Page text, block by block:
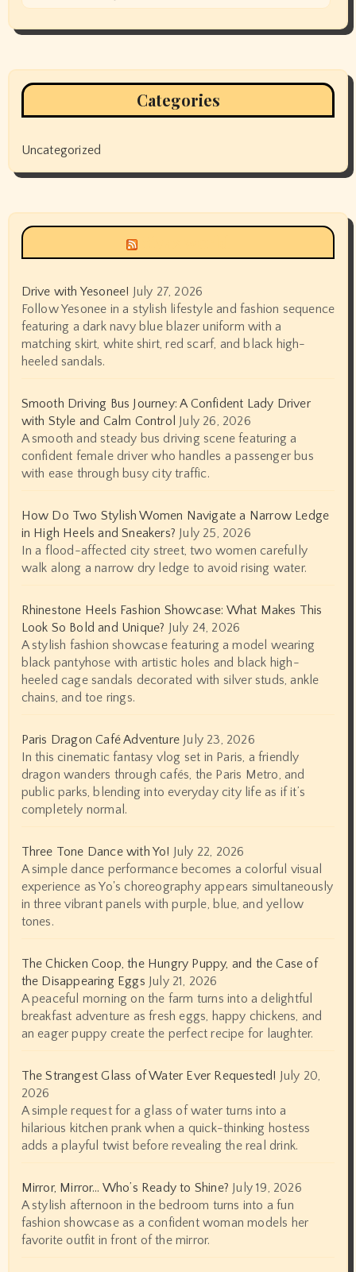
Categories
Uncategorized
Drive with Yesonee! July 27, 2026
Follow Yesonee in a stylish lifestyle and fashion sequence
featuring a dark navy blue blazer uniform with a
matching skirt, white shirt, red scarf, and black high-
heeled sandals.
Smooth Driving Bus Journey: A Confident Lady Driver
with Style and Calm Control July 26, 2026
A smooth and steady bus driving scene featuring a
confident female driver who handles a passenger bus
with ease through busy city traffic.
How Do Two Stylish Women Navigate a Narrow Ledge
in High Heels and Sneakers? July 25, 2026
In a flood-affected city street, two women carefully
walk along a narrow dry ledge to avoid rising water.
Rhinestone Heels Fashion Showcase: What Makes This
Look So Bold and Unique? July 24, 2026
A stylish fashion showcase featuring a model wearing
black pantyhose with artistic holes and black high-
heeled cage sandals decorated with silver studs, ankle
chains, and toe rings.
Paris Dragon Café Adventure July 23, 2026
In this cinematic fantasy vlog set in Paris, a friendly
dragon wanders through cafés, the Paris Metro, and
public parks, blending into everyday city life as if it’s
completely normal.
Three Tone Dance with Yo! July 22, 2026
A simple dance performance becomes a colorful visual
experience as Yo's choreography appears simultaneously
in three vibrant panels with purple, blue, and yellow
tones.
The Chicken Coop, the Hungry Puppy, and the Case of
the Disappearing Eggs July 21, 2026
A peaceful morning on the farm turns into a delightful
breakfast adventure as fresh eggs, happy chickens, and
an eager puppy create the perfect recipe for laughter.
The Strangest Glass of Water Ever Requested! July 20,
2026
A simple request for a glass of water turns into a
hilarious kitchen prank when a quick-thinking hostess
adds a playful twist before revealing the real drink.
Mirror, Mirror… Who’s Ready to Shine? July 19, 2026
A stylish afternoon in the bedroom turns into a fun
fashion showcase as a confident woman models her
favorite outfit in front of the mirror.